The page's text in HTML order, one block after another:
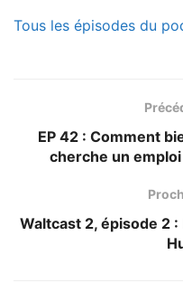
Tous les épisodes du
EP 42 : Comment
cherche un
Waltcast 2, épisode 2